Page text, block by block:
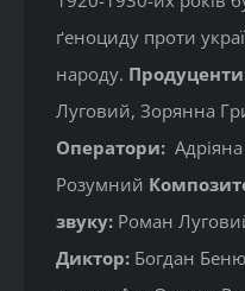
ґеноциду проти
народу.
Луговий, Зорянна
Оператори:
Розумний
звуку: Роман
Диктор: Богдан